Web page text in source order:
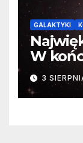
GALAKTYKI
W
3